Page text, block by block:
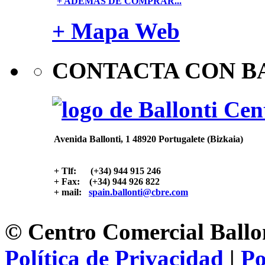
+ Mapa Web
CONTACTA CON
Avenida Ballonti, 1 48920 Portugalete (Bizkaia)
+ Tlf: (+34) 944 915 246
+ Fax: (+34) 944 926 822
+ mail: spain.ballonti@cbre.com
© Centro Comercial
Política de Privacidad |